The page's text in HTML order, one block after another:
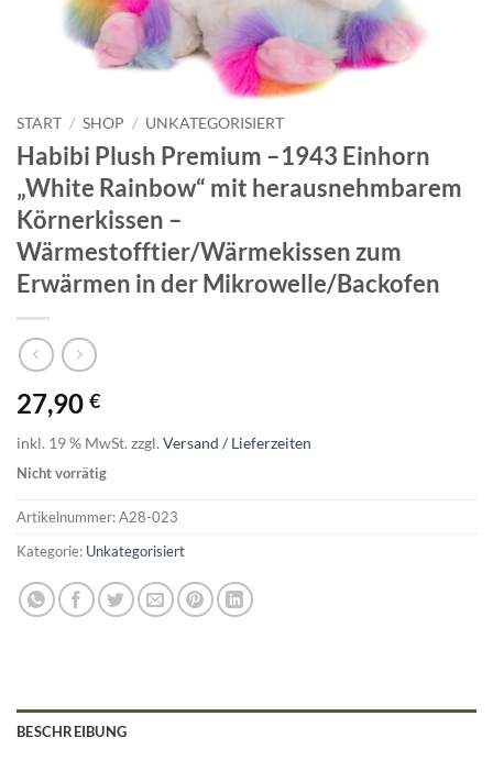
START / SHOP / UNKATEGORISIERT
Habibi Plush Premium –1943 Einhorn
„White Rainbow“ mit herausnehmbarem
Körnerkissen –
Wärmestofftier/Wärmekissen zum
Erwärmen in der Mikrowelle/Backofen
27,90 €
inkl. 19 % MwSt. zzgl. Versand / Lieferzeiten
Nicht vorrätig
Artikelnummer:A28-023
Kategorie: Unkategorisiert
BESCHREIBUNG